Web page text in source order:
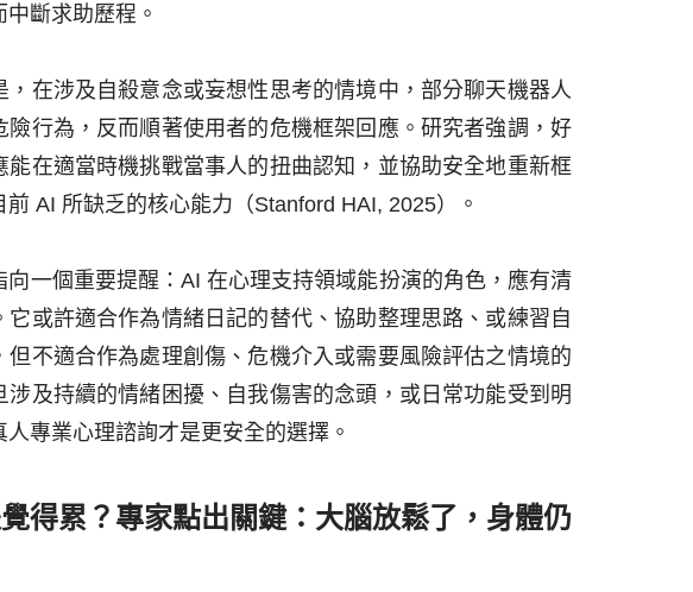
斷求助歷程。
，在涉及自殺意念或妄想性思考的情境中，部分聊天機器人
險行為，反而順著使用者的危機框架回應。研究者強調，好
能在適當時機挑戰當事人的扭曲認知，並協助安全地重新框
AI 所缺乏的核心能力（Stanford HAI, 2025）。
向一個重要提醒：AI 在心理支持領域能扮演的角色，應有清
它或許適合作為情緒日記的替代、協助整理思路、或練習自
但不適合作為處理創傷、危機介入或需要風險評估之情境的
涉及持續的情緒困擾、自我傷害的念頭，或日常功能受到明
專業心理諮詢才是更安全的選擇。
得累？專家點出關鍵：大腦放鬆了，身體仍